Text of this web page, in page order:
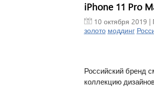
iPhone 11 Pro
10 октября 2019 |
золото моддинг
Российский бренд
коллекцию